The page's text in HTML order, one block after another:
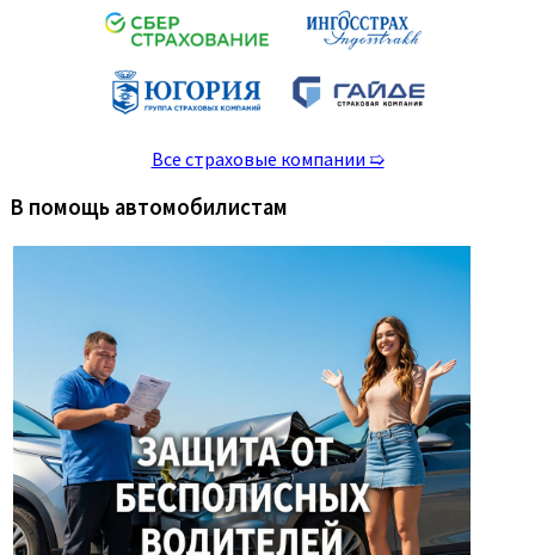
Все страховые компании ➯
В помощь автомобилистам